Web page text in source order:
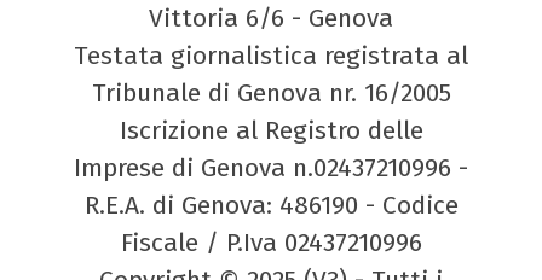
Vittoria 6/6 - Genova
Testata giornalistica registrata al
Tribunale di Genova nr. 16/2005
Iscrizione al Registro delle
Imprese di Genova n.02437210996 -
R.E.A. di Genova: 486190 - Codice
Fiscale / P.Iva 02437210996